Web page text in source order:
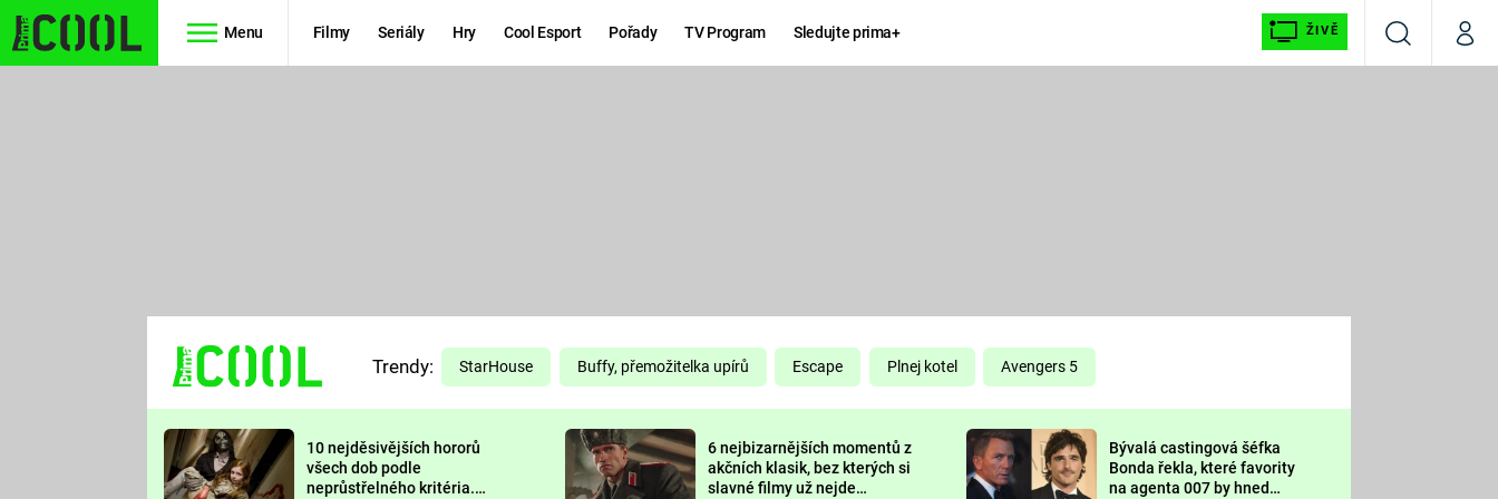
Menu Filmy Seriály Hry Cool Esport Pořady TV Program Sledujte prima+ ŽIVĚ
VyhledáváníMůj
TŘESKU
FUTURAMA
PREDÁTOR
DELIVERANCE
KOMEDIE
CHUCK
NORRIS
DEADPOOL
Prima LAJK
Sledujte nás
Trendy: StarHouse Buffy, přemožitelka upírů Escape Plnej kotel Avengers 5
10 nejděsivějších hororů
všech dob podle
neprůstřelného kritéria.
6 nejbizarnějších momentů z
akčních klasik, bez kterých si
slavné filmy už nejde
Bývalá castingová šéfka
Bonda řekla, které favority
na agenta 007 by hned